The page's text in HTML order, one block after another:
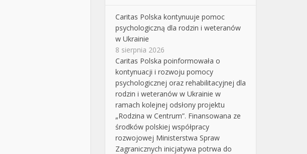
Caritas Polska kontynuuje pomoc
psychologiczną dla rodzin i weteranów
w Ukrainie
8 sierpnia 2026
Caritas Polska poinformowała o
kontynuacji i rozwoju pomocy
psychologicznej oraz rehabilitacyjnej dla
rodzin i weteranów w Ukrainie w
ramach kolejnej odsłony projektu
„Rodzina w Centrum”. Finansowana ze
środków polskiej współpracy
rozwojowej Ministerstwa Spraw
Zagranicznych inicjatywa potrwa do